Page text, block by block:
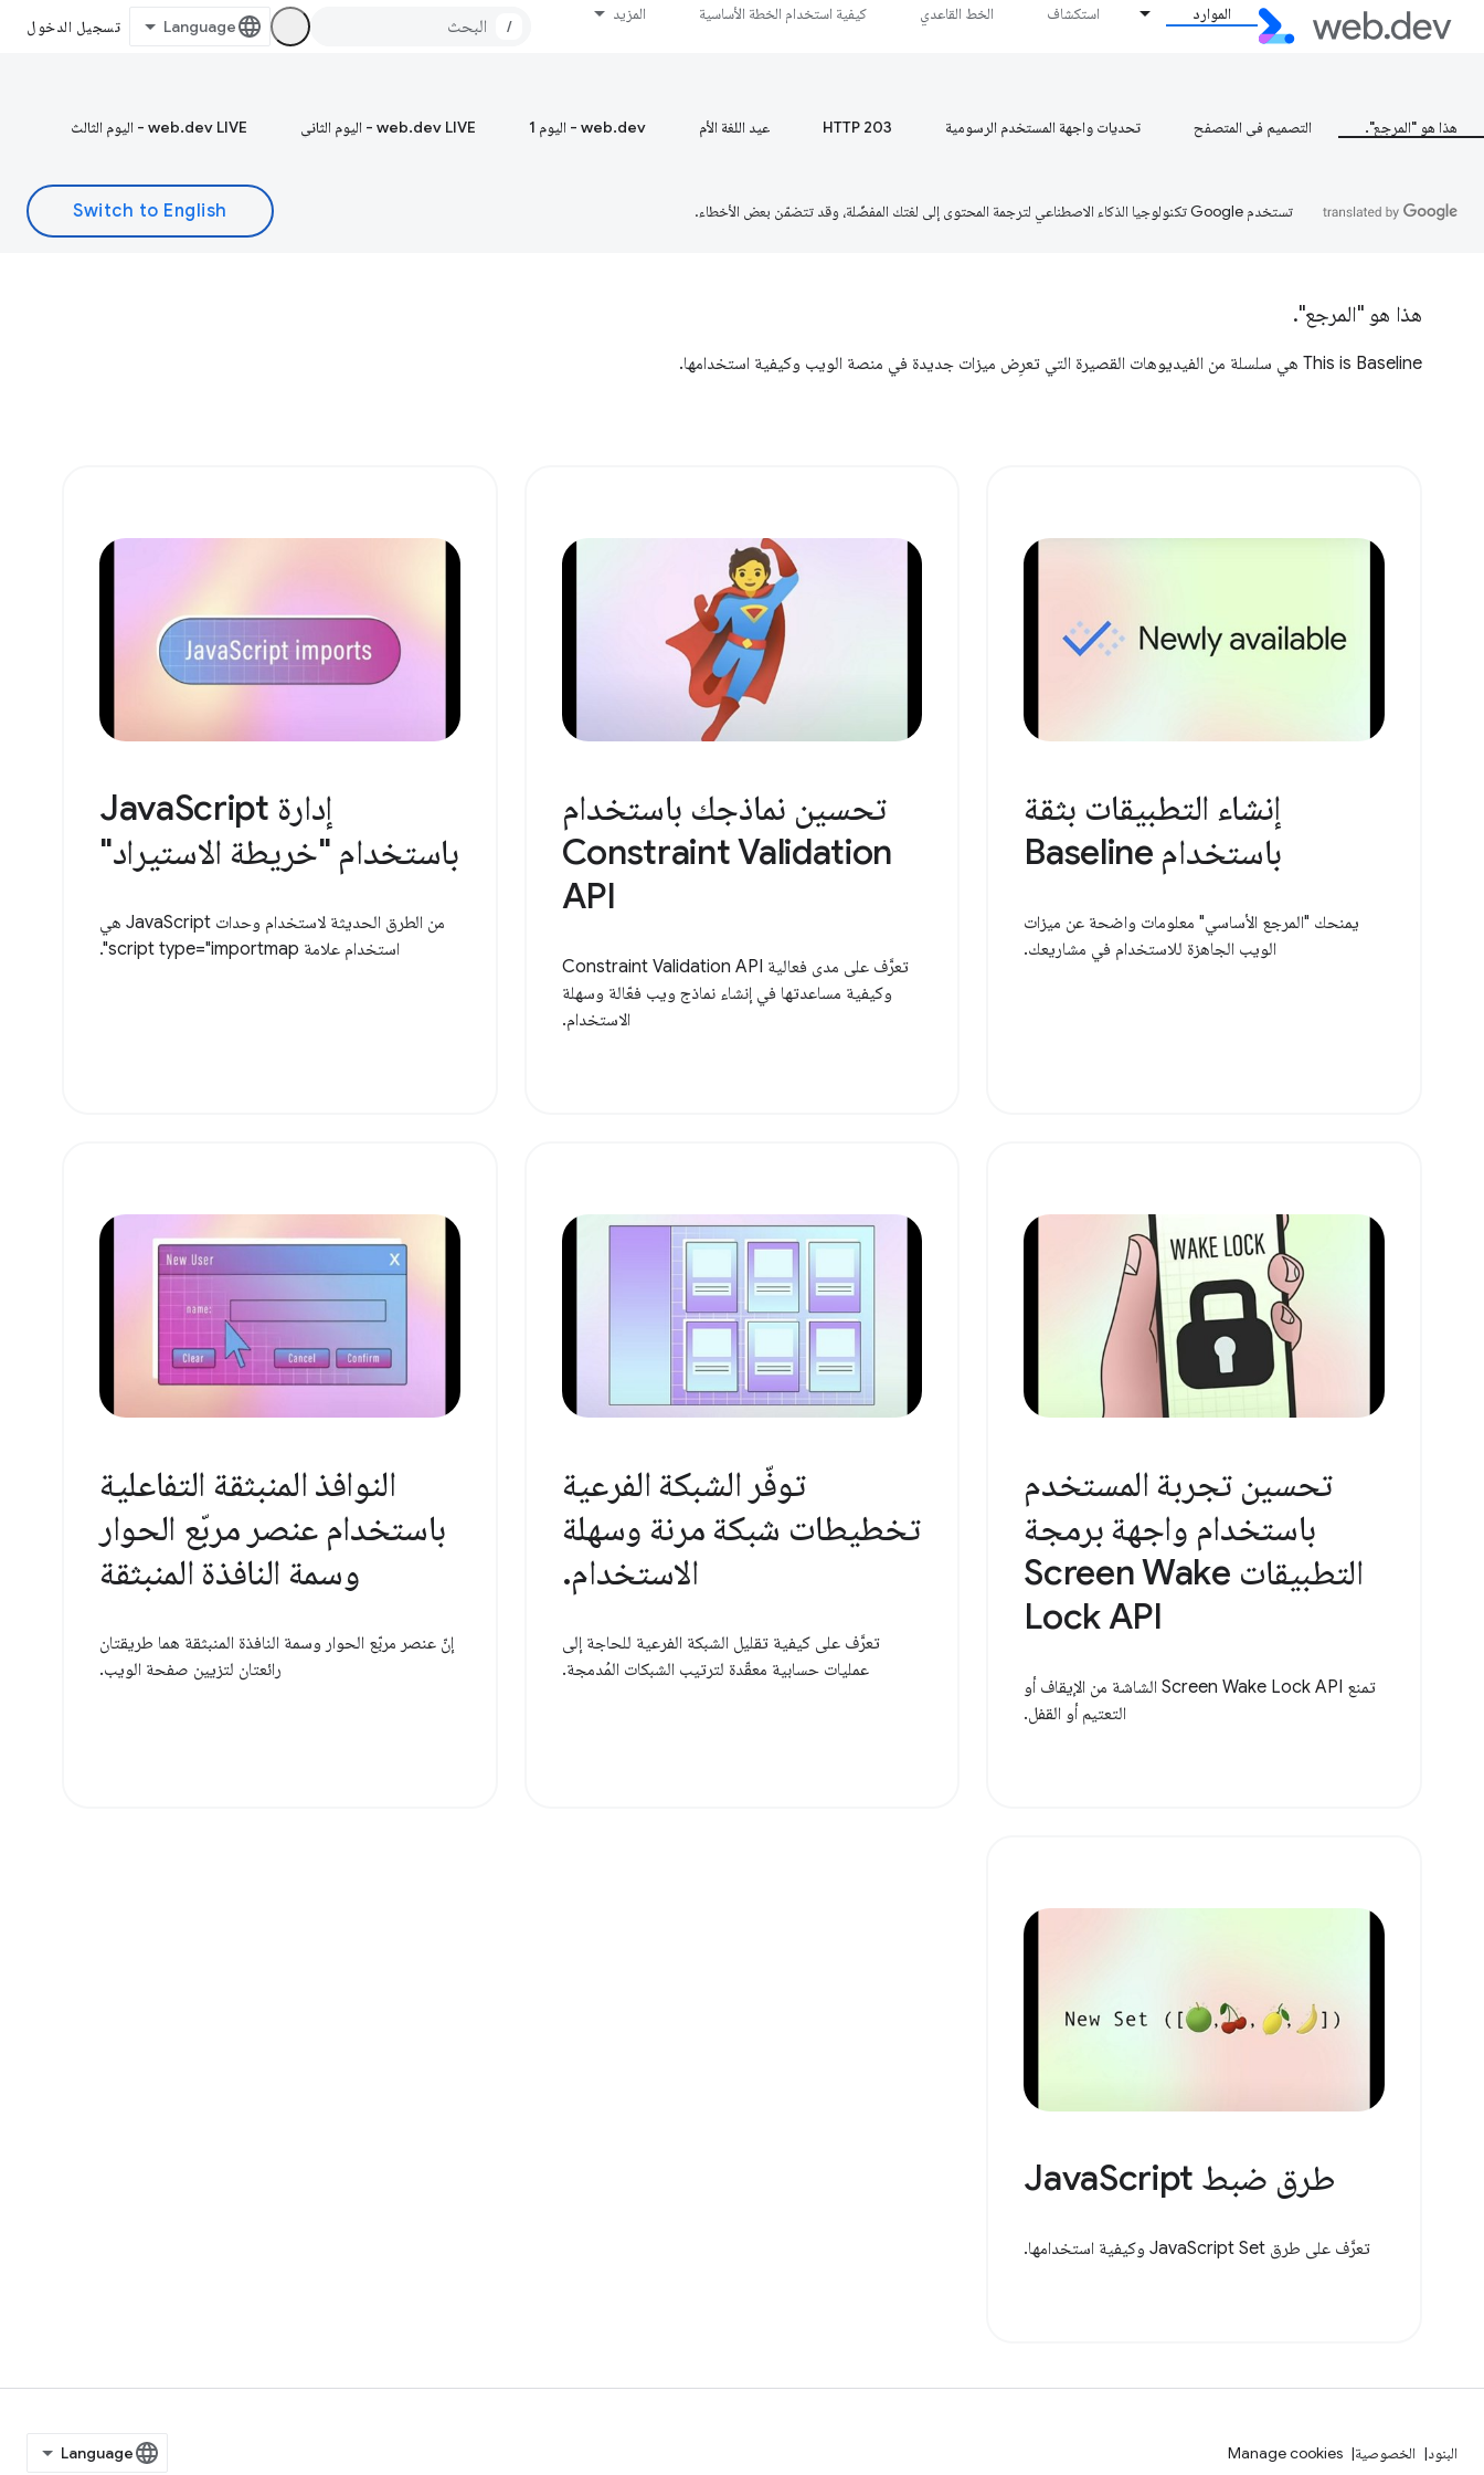
الموارد استكشاف الخط القاعدي كيفية استخدام الخطة الأساسية المزيد
/ تسجيل الدخول
هذا هو "المرجع". التصميم في المتصفح تحديات واجهة المستخدم الرسومية HTTP 203 عيد اللغة الأم web.dev - اليوم 1 web.dev LIVE - اليوم الثاني web.dev LIVE - اليوم الثالث
تستخدم Google تكنولوجيا الذكاء الاصطناعي لترجمة المحتوى إلى لغتك المفضّلة، وقد تتضمّن بعض الأخطاء.
هذا هو "المرجع".
This is Baseline هي سلسلة من الفيديوهات القصيرة التي تعرِض ميزات جديدة في منصة الويب وكيفية استخدامها.
إنشاء التطبيقات بثقة
باستخدام Baseline
يمنحك "المرجع الأساسي" معلومات واضحة عن ميزات
الويب الجاهزة للاستخدام في مشاريعك.
تحسين نماذجك باستخدام
Constraint Validation
API
تعرَّف على مدى فعالية Constraint Validation API
وكيفية مساعدتها في إنشاء نماذج ويب فعّالة وسهلة
الاستخدام.
إدارة JavaScript
باستخدام "خريطة الاستيراد"
من الطرق الحديثة لاستخدام وحدات JavaScript هي
استخدام علامة script type="importmap".
تحسين تجربة المستخدم
باستخدام واجهة برمجة
التطبيقات Screen Wake
Lock API
تمنع Screen Wake Lock API الشاشة من الإيقاف أو
التعتيم أو القفل.
توفّر الشبكة الفرعية
تخطيطات شبكة مرنة وسهلة
الاستخدام.
تعرَّف على كيفية تقليل الشبكة الفرعية للحاجة إلى
عمليات حسابية معقّدة لترتيب الشبكات المُدمجة.
النوافذ المنبثقة التفاعلية
باستخدام عنصر مربّع الحوار
وسمة النافذة المنبثقة
إنّ عنصر مربّع الحوار وسمة النافذة المنبثقة هما طريقتان
رائعتان لتزيين صفحة الويب.
طرق ضبط JavaScript
تعرَّف على طرق JavaScript Set وكيفية استخدامها.
البنود الخصوصية Manage cookies